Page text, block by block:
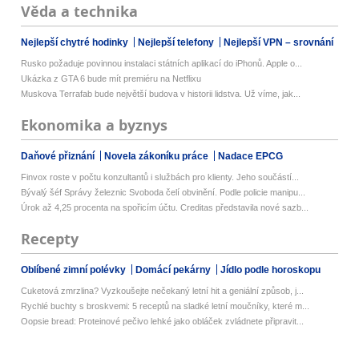
Věda a technika
Nejlepší chytré hodinky Nejlepší telefony Nejlepší VPN – srovnání
Rusko požaduje povinnou instalaci státních aplikací do iPhonů. Apple o...
Ukázka z GTA 6 bude mít premiéru na Netflixu
Muskova Terrafab bude největší budova v historii lidstva. Už víme, jak...
Ekonomika a byznys
Daňové přiznání Novela zákoníku práce Nadace EPCG
Finvox roste v počtu konzultantů i službách pro klienty. Jeho součástí...
Bývalý šéf Správy železnic Svoboda čelí obvinění. Podle policie manipu...
Úrok až 4,25 procenta na spořicím účtu. Creditas představila nové sazb...
Recepty
Oblíbené zimní polévky Domácí pekárny Jídlo podle horoskopu
Cuketová zmrzlina? Vyzkoušejte nečekaný letní hit a geniální způsob, j...
Rychlé buchty s broskvemi: 5 receptů na sladké letní moučníky, které m...
Oopsie bread: Proteinové pečivo lehké jako obláček zvládnete připravit...